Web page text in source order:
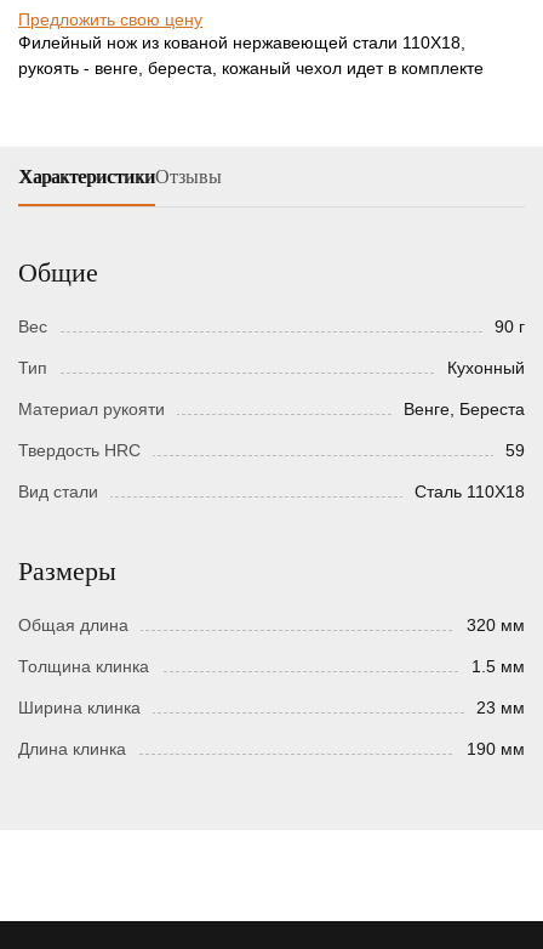
Предложить свою цену
Филейный нож из кованой нержавеющей стали 110Х18,
рукоять - венге, береста, кожаный чехол идет в комплекте
ХарактеристикиОтзывы
Общие
Вес 90 г
Тип Кухонный
Материал рукояти Венге, Береста
Твердость HRC 59
Вид стали Сталь 110Х18
Размеры
Общая длина 320 мм
Толщина клинка 1.5 мм
Ширина клинка 23 мм
Длина клинка 190 мм